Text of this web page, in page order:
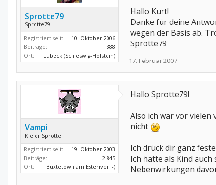
Sprotte79
Sprotte79
Registriert seit:
10. Oktober 2006
Beiträge:
388
Ort:
Lübeck (Schleswig-Holstein)
Hallo Kurt!
Danke für deine
wegen der Basis ab.
Sprotte79
17. Februar 2007
Vampi
Kieler Sprotte
Registriert seit:
19. Oktober 2003
Beiträge:
2.845
Ort:
Buxtetown am Esteriver :-)
Hallo Sprotte79!
Also ich war vor vielen
nicht
Ich drück dir ganz
Ich hatte als Kind
Nebenwirkungen